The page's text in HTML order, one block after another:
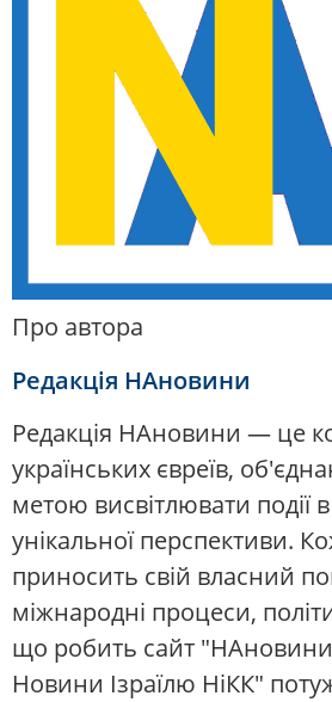
Про автора
Редакція НАновини
Редакція НАновини — це
українських євреїв,
метою висвітлювати події в
унікальної перспективи.
приносить свій власний
міжнародні процеси,
що робить сайт
Новини Ізраїлю НіКК"